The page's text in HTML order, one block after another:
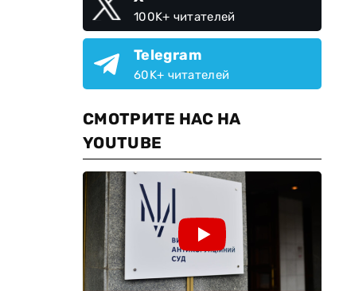
100K+ читателей
Telegram
60K+ читателей
СМОТРИТЕ НАС НА
YOUTUBE